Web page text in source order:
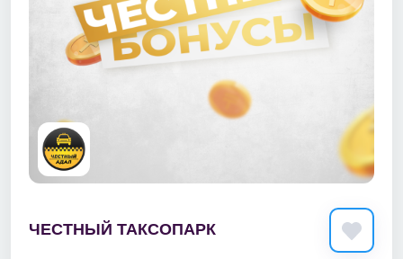
ЧЕСТНЫЙ ТАКСОПАРК